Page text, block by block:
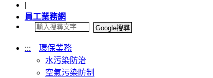
|
員工業務網
:::
環保業務
水污染防治
空氣污染防制